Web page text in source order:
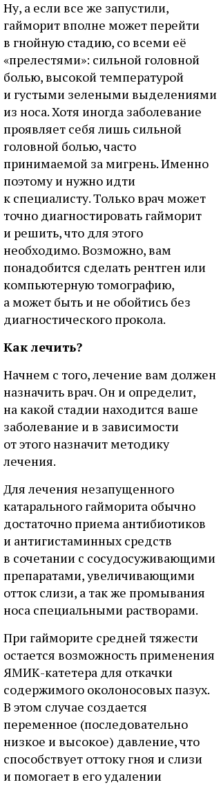
Ну, а если все же запустили,
гайморит вполне может перейти
в гнойную стадию, со всеми её
«прелестями»: сильной головной
болью, высокой температурой
и густыми зелеными выделениями
из носа. Хотя иногда заболевание
проявляет себя лишь сильной
головной болью, часто
принимаемой за мигрень. Именно
поэтому и нужно идти
к специалисту. Только врач может
точно диагностировать гайморит
и решить, что для этого
необходимо. Возможно, вам
понадобится сделать рентген или
компьютерную томографию,
а может быть и не обойтись без
диагностического прокола.
Как лечить?
Начнем с того, лечение вам должен
назначить врач. Он и определит,
на какой стадии находится ваше
заболевание и в зависимости
от этого назначит методику
лечения.
Для лечения незапущенного
катарального гайморита обычно
достаточно приема антибиотиков
и антигистаминных средств
в сочетании с сосудосуживающими
препаратами, увеличивающими
отток слизи, а так же промывания
носа специальными растворами.
При гайморите средней тяжести
остается возможность применения
ЯМИК-катетера для откачки
содержимого околоносовых пазух.
В этом случае создается
переменное (последовательно
низкое и высокое) давление, что
способствует оттоку гноя и слизи
и помогает в его удалении